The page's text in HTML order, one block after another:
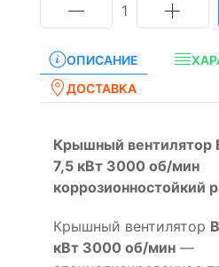
1
ОПИСАНИЕ
ДОСТАВКА
Крышный вентилятор
7,5 кВт 3000 об/мин
коррозионностойкий
Крышный вентилятор
кВт 3000 об/мин —